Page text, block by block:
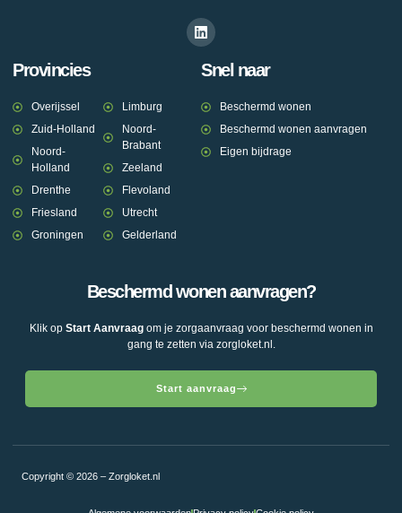
Provincies
Overijssel
Zuid-Holland
Noord-
Holland
Drenthe
Friesland
Groningen
Limburg
Noord-
Brabant
Zeeland
Flevoland
Utrecht
Gelderland
Snel naar
Beschermd wonen
Beschermd wonen aanvragen
Eigen bijdrage
Beschermd wonen aanvragen?
Klik op Start Aanvraagom je zorgaanvraag voor beschermd wonen in
gang te zetten via zorgloket.nl.
Start aanvraag
Copyright © 2026 – Zorgloket.nl